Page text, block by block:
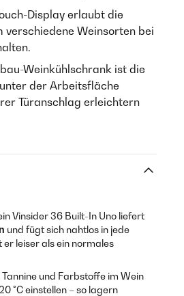
Display erlaubt die
verschiedene Weinsorten bei
Weinkühlschrank ist die
der Arbeitsfläche
Türanschlag erleichtern
Vinsider 36 Built-In Uno liefert
und fügt sich nahtlos in jede
leiser als ein normales
und Farbstoffe im Wein
°C einstellen – so lagern